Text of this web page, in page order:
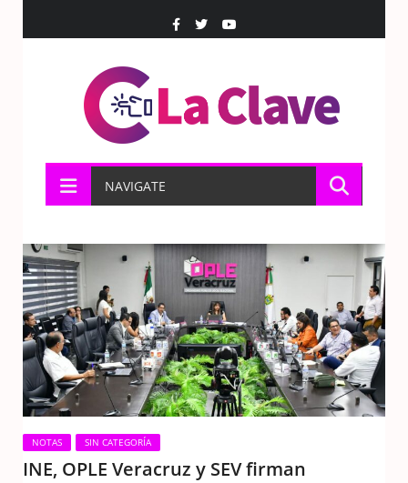
NAVIGATE
NOTAS SIN CATEGORÍA
INE, OPLE Veracruz y SEV firman